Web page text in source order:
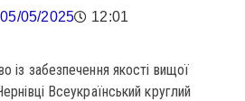
05/05/2025 12:01
із забезпечення якості вищої
Всеукраїнський круглий